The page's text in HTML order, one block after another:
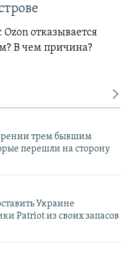
отказывается
В чем причина?
трем бывшим
перешли на сторону
Украине
Patriot из своих запасов